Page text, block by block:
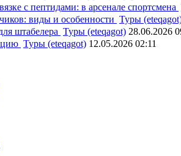
с пептидами: в арсенале спортсмена
виды и особенности Туры
штабелера Туры (eteqagot) 28.06.2026
Туры (eteqagot) 12.05.2026 02:11